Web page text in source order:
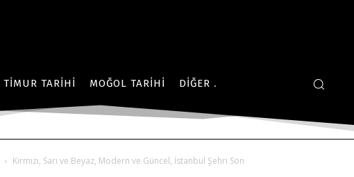
TIMUR TARIHI MOĞOL TARIHI DIĞER
Kırmızı, Sarı ve Beyaz, Modern ve Güncel, İstanbul Şehri Son